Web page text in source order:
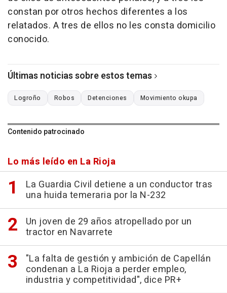
constan por otros hechos diferentes a los
relatados. A tres de ellos no les consta domicilio
conocido.
Últimas noticias sobre estos temas
Logroño Robos Detenciones Movimiento okupa
Contenido patrocinado
Lo más leído en La Rioja
La Guardia Civil detiene a un conductor tras
una huida temeraria por la N-232
Un joven de 29 años atropellado por un
tractor en Navarrete
"La falta de gestión y ambición de Capellán
condenan a La Rioja a perder empleo,
industria y competitividad", dice PR+